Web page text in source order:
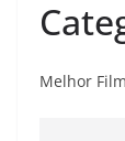
Melhor